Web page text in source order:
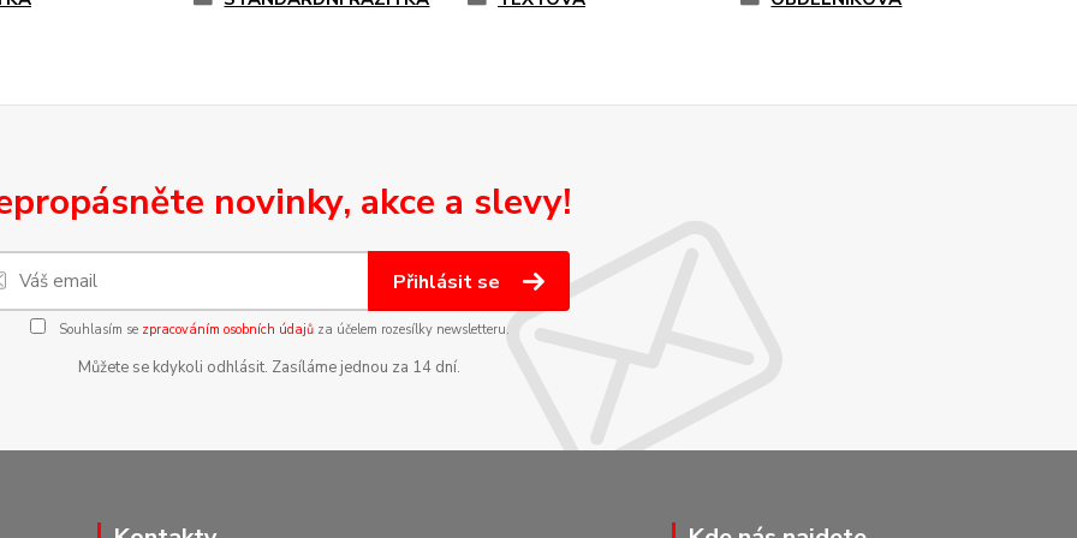
novinky, akce a slevy!
Přihlásit se
Souhlasím se zpracováním osobních údajůza účelem rozesílky newsletteru.
Můžete se kdykoli odhlásit. Zasíláme jednou za 14 dní.